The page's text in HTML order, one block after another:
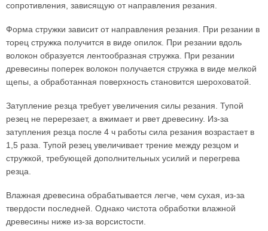
сопротивления, зависящую от направления резания.
Форма стружки зависит от направления резания. При резании в
торец стружка получится в виде опилок. При резании вдоль
волокон образуется лентообразная стружка. При резании
древесины поперек волокон получается стружка в виде мелкой
щепы, а обработанная поверхность становится шероховатой.
Затупление резца требует увеличения силы резания. Тупой
резец не перерезает, а вжимает и рвет древесину. Из-за
затупления резца после 4 ч работы сила резания возрастает в
1,5 раза. Тупой резец увеличивает трение между резцом и
стружкой, требующей дополнительных усилий и перегрева
резца.
Влажная древесина обрабатывается легче, чем сухая, из-за
твердости последней. Однако чистота обработки влажной
древесины ниже из-за ворсистости.